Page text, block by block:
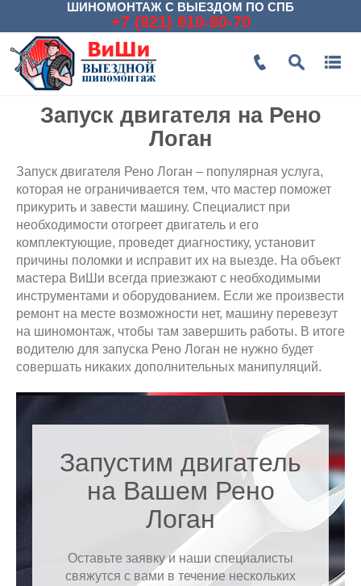
ШИНОМОНТАЖ С ВЫЕЗДОМ ПО СПБ
+7 (921) 910-80-70
Запуск двигателя на Рено
Логан
Запуск двигателя Рено Логан – популярная услуга,
которая не ограничивается тем, что мастер поможет
прикурить и завести машину. Специалист при
необходимости отогреет двигатель и его
комплектующие, проведет диагностику, установит
причины поломки и исправит их на выезде. На объект
мастера ВиШи всегда приезжают с необходимыми
инструментами и оборудованием. Если же произвести
ремонт на месте возможности нет, машину перевезут
на шиномонтаж, чтобы там завершить работы. В итоге
водителю для запуска Рено Логан не нужно будет
совершать никаких дополнительных манипуляций.
Запустим двигатель
на Вашем Рено
Логан
Оставьте заявку и наши специалисты
свяжутся с вами в течение нескольких